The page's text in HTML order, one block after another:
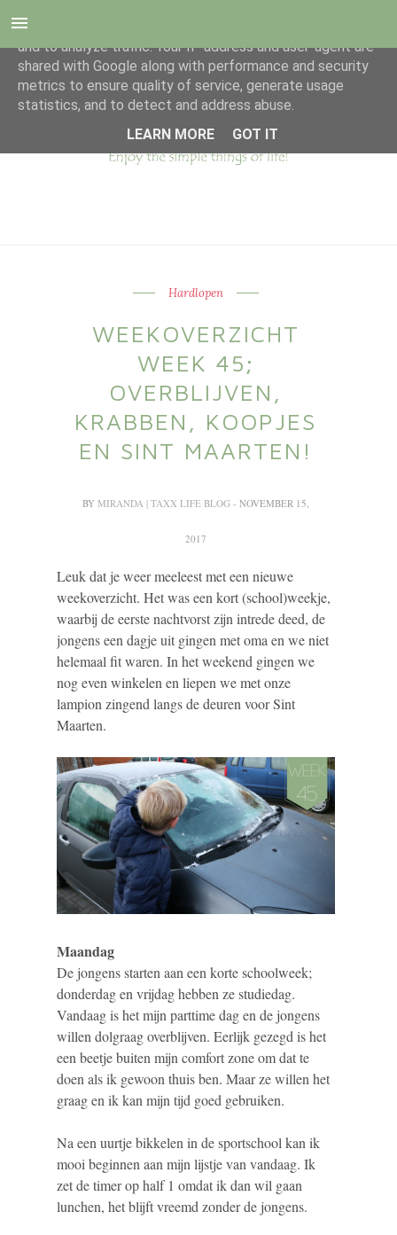
Hardlopen
WEEKOVERZICHT
WEEK 45;
OVERBLIJVEN,
KRABBEN, KOOPJES
EN SINT MAARTEN!
BY MIRANDA | TAXX LIFE BLOG - NOVEMBER 15,
2017
Leuk dat je weer meeleest met een nieuwe
weekoverzicht. Het was een kort (school)weekje,
waarbij de eerste nachtvorst zijn intrede deed, de
jongens een dagje uit gingen met oma en we niet
helemaal fit waren. In het weekend gingen we
nog even winkelen en liepen we met onze
lampion zingend langs de deuren voor Sint
Maarten.
Maandag
De jongens starten aan een korte schoolweek;
donderdag en vrijdag hebben ze studiedag.
Vandaag is het mijn parttime dag en de jongens
willen dolgraag overblijven. Eerlijk gezegd is het
een beetje buiten mijn comfort zone om dat te
doen als ik gewoon thuis ben. Maar ze willen het
graag en ik kan mijn tijd goed gebruiken.
Na een uurtje bikkelen in de sportschool kan ik
mooi beginnen aan mijn lijstje van vandaag. Ik
zet de timer op half 1 omdat ik dan wil gaan
lunchen, het blijft vreemd zonder de jongens.
This site uses cookies from Google to deliver its services
and to analyze traffic. Your IP address and user-agent are
shared with Google along with performance and security
metrics to ensure quality of service, generate usage
statistics, and to detect and address abuse.
LEARN MORE
GOT IT